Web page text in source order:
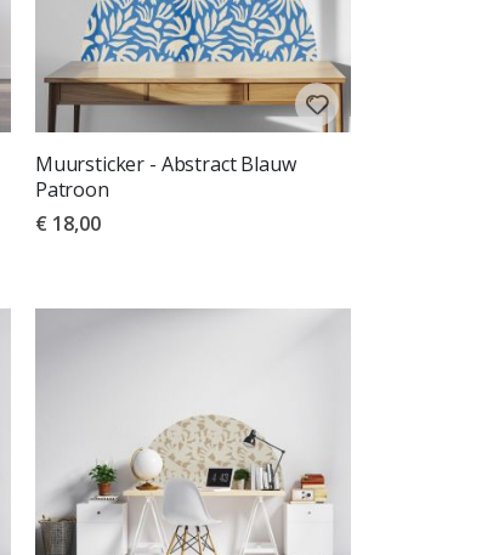
Muursticker - Abstract Blauw
Patroon
€ 18,00